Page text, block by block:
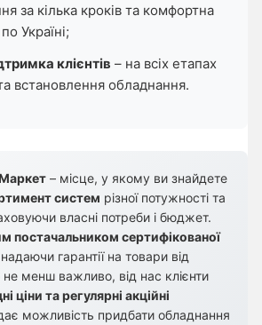
за кілька кроків та комфортна
Україні;
клієнтів – на всіх етапах
встановлення обладнання.
– місце, у якому ви знайдете
систем різної потужності та
власні потреби і бюджет.
постачальником сертифікованої
гарантії на товари від
менш важливо, від нас клієнти
ціни та регулярні акційні
можливість придбати обладнання